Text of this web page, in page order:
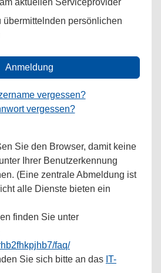
aktuellen Serviceprovider
übermittelnden persönlichen
Anmeldung
vergessen?
vergessen?
Sie den Browser, damit keine
Ihrer Benutzerkennung
(Eine zentrale Abmeldung ist
alle Dienste bieten ein
finden Sie unter
faq/
Sie sich bitte an das IT-